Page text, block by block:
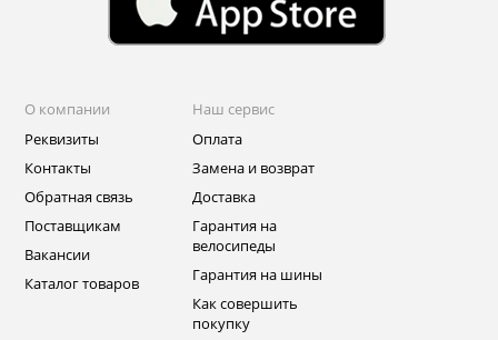
О компании
Реквизиты
Контакты
Обратная связь
Поставщикам
Вакансии
Каталог товаров
Наш сервис
Оплата
Замена и возврат
Доставка
Гарантия на
велосипеды
Гарантия на шины
Как совершить
покупку